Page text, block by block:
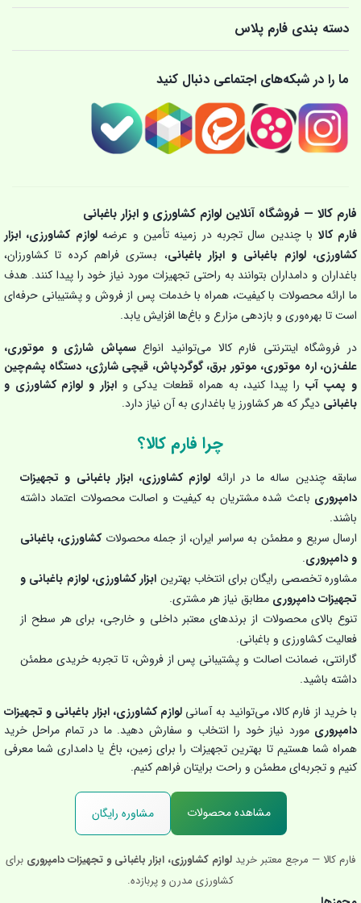
دسته بندی فارم پلاس
ما را در شبکه‌های اجتماعی دنبال کنید
فارم کالا — فروشگاه آنلاین لوازم کشاورزی و ابزار باغبانی
فارم کالا با چندین سال تجربه در زمینه تأمین و عرضهلوازم کشاورزی، ابزار
کشاورزی، لوازم باغبانی و ابزار باغبانی، بستری فراهم کرده تا کشاورزان،
باغداران و دامداران بتوانند به راحتی تجهیزات مورد نیاز خود را پیدا کنند. هدف
ما ارائه محصولات با کیفیت، همراه با خدمات پس از فروش و پشتیبانی حرفه‌ای
است تا بهره‌وری و بازدهی مزارع و باغ‌ها افزایش یابد.
در فروشگاه اینترنتی فارم کالا می‌توانید انواعسمپاش شارژی و موتوری،
علف‌زن، اره موتوری، موتور برق، گوگردپاش، قیچی شارژی، دستگاه پشم‌چین
و پمپ آب را پیدا کنید، به همراه قطعات یدکی وابزار و لوازم کشاورزی و
باغبانی دیگر که هر کشاورز یا باغداری به آن نیاز دارد.
چرا فارم کالا؟
سابقه چندین ساله ما در ارائه لوازم کشاورزی، ابزار باغبانی و تجهیزات
دامپروری باعث شده مشتریان به کیفیت و اصالت محصولات اعتماد داشته
باشند.
ارسال سریع و مطمئن به سراسر ایران، از جمله محصولاتکشاورزی، باغبانی
و دامپروری.
مشاوره تخصصی رایگان برای انتخاب بهترین ابزار کشاورزی، لوازم باغبانی و
تجهیزات دامپروری مطابق نیاز هر مشتری.
تنوع بالای محصولات از برندهای معتبر داخلی و خارجی، برای هر سطح از
فعالیت کشاورزی و باغبانی.
گارانتی، ضمانت اصالت و پشتیبانی پس از فروش، تا تجربه خریدی مطمئن
داشته باشید.
با خرید از فارم کالا، می‌توانید به آسانی لوازم کشاورزی، ابزار باغبانی و تجهیزات
دامپروری مورد نیاز خود را انتخاب و سفارش دهید. ما در تمام مراحل خرید
همراه شما هستیم تا بهترین تجهیزات را برای زمین، باغ یا دامداری شما معرفی
کنیم و تجربه‌ای مطمئن و راحت برایتان فراهم کنیم.
مشاهده محصولات مشاوره رایگان
فارم کالا — مرجع معتبر خرید لوازم کشاورزی، ابزار باغبانی و تجهیزات دامپروری برای
کشاورزی مدرن و پربازده.